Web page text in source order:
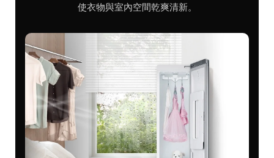
使衣物與室內空間乾爽清新。